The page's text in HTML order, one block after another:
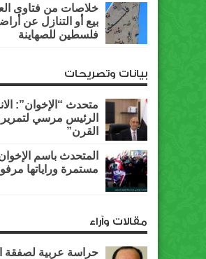
خلاصات من فتاوى
بيع أو التنازل عن
فلسطين للصهاينة
بيانات وتصريحات
متحدث “الإخوان”:
الرئيس مرسي
القرن”
المتحدث باسم
مستمرة وراياتها
مقالات وآراء
حراسة عربية لصفقة